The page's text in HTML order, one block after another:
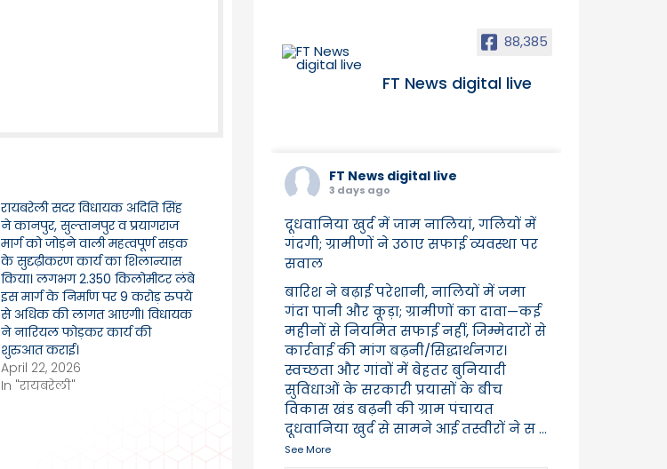
रायबरेली सदर विधायक अदिति सिंह
ने कानपुर, सुल्तानपुर व प्रयागराज
मार्ग को जोड़ने वाली महत्वपूर्ण सड़क
के सुदृढ़ीकरण कार्य का शिलान्यास
किया। लगभग 2.350 किलोमीटर लंबे
इस मार्ग के निर्माण पर 9 करोड़ रुपये
से अधिक की लागत आएगी। विधायक
ने नारियल फोड़कर कार्य की
शुरुआत कराई।
April 22, 2026
In "रायबरेली"
88,385
FT News digital live
FT News digital live
3 days ago
दूधवानिया खुर्द में जाम नालियां, गलियों में
गंदगी; ग्रामीणों ने उठाए सफाई व्यवस्था पर
सवाल
बारिश ने बढ़ाई परेशानी, नालियों में जमा
गंदा पानी और कूड़ा; ग्रामीणों का दावा—कई
महीनों से नियमित सफाई नहीं, जिम्मेदारों से
कार्रवाई की मांग बढ़नी/सिद्धार्थनगर।
स्वच्छता और गांवों में बेहतर बुनियादी
सुविधाओं के सरकारी प्रयासों के बीच
विकास खंड बढ़नी की ग्राम पंचायत
दूधवानिया खुर्द से सामने आई तस्वीरों ने स...
See More